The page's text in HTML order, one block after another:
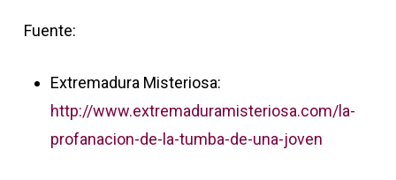
Fuente:
Extremadura Misteriosa:
http://www.extremaduramisteriosa.com/la-
profanacion-de-la-tumba-de-una-joven